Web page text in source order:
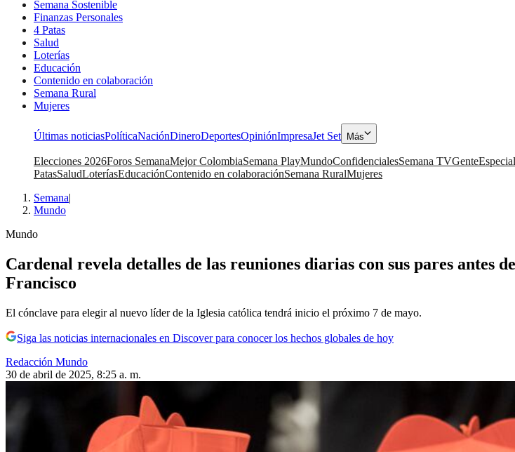
Semana Sostenible
Finanzas Personales
4 Patas
Salud
Loterías
Educación
Contenido en colaboración
Semana Rural
Mujeres
Últimas noticiasPolíticaNaciónDineroDeportesOpiniónImpresaJet Set Más
Elecciones 2026Foros SemanaMejor ColombiaSemana PlayMundoConfidencialesSemana TVGente
PatasSaludLoteríasEducaciónContenido en colaboraciónSemana RuralMujeres
Semana|
Mundo
Mundo
Cardenal revela detalles de las reuniones diarias con sus pares antes
Francisco
El cónclave para elegir al nuevo líder de la Iglesia católica tendrá inicio el próximo 7 de mayo.
Siga las noticias internacionales en Discover para conocer los hechos globales de hoy
Redacción Mundo
30 de abril de 2025, 8:25 a. m.